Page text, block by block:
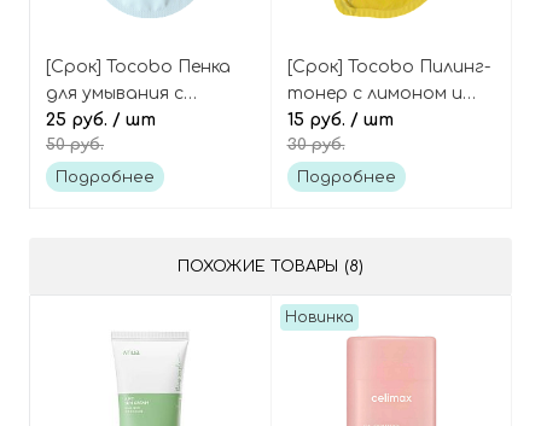
[Срок] Tocobo Пенка
для умывания с
кокосом и розовой
глиной (пробник),
Coconut Clay
25 руб. / шт
50 руб.
Подробнее
[Срок] Tocobo Пилинг-
тонер с лимоном и
комплексом кислот
(пробник), AHA BHA
Lemon Toner Tester
15 руб. / шт
30 руб.
Подробнее
ПОХОЖИЕ ТОВАРЫ (8)
Новинка